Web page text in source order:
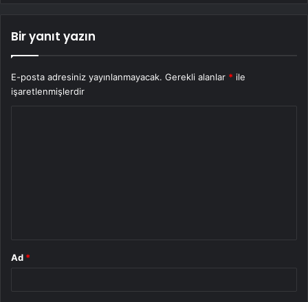
Bir yanıt yazın
E-posta adresiniz yayınlanmayacak. Gerekli alanlar * ile
işaretlenmişlerdir
Ad *